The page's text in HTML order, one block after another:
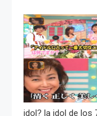
idol? la idol de los